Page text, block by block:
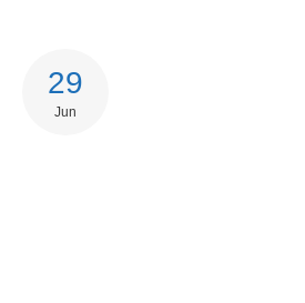
29
Jun